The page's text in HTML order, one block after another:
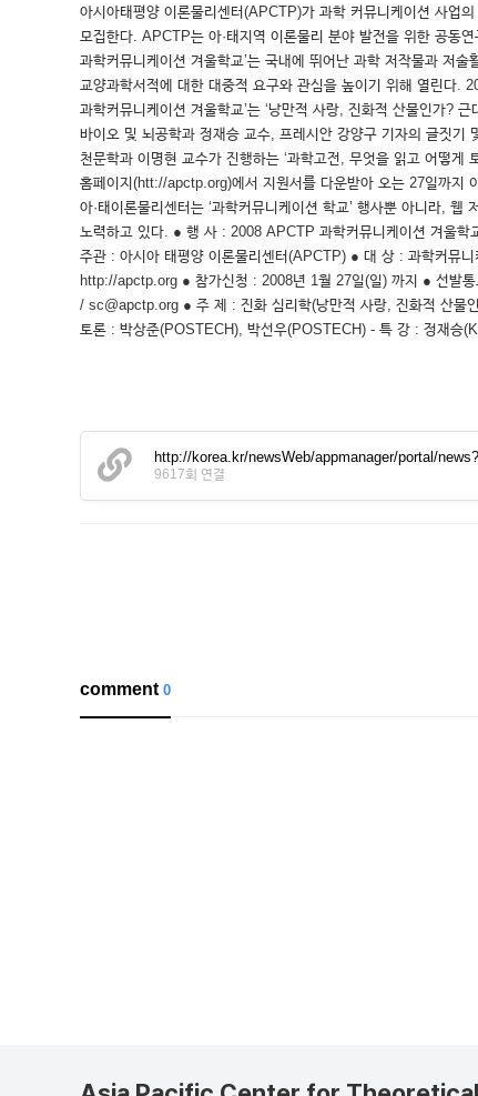
아시아태평양 이론물리센터(APCTP)가 과학 커뮤니케이션 사업
모집한다. APCTP는 아·태지역 이론물리 분야 발전을 위한 공동
과학커뮤니케이션 겨울학교’는 국내에 뛰어난 과학 저작물과 저
교양과학서적에 대한 대중적 요구와 관심을 높이기 위해 열린다.
과학커뮤니케이션 겨울학교’는 ‘낭만적 사랑, 진화적 산물인가?
바이오 및 뇌공학과 정재승 교수, 프레시안 강양구 기자의 글짓기
천문학과 이명현 교수가 진행하는 ‘과학고전, 무엇을 읽고 어떻
홈페이지(htt://apctp.org)에서 지원서를 다운받아 오는 27일까지
아·태이론물리센터는 ‘과학커뮤니케이션 학교’ 행사뿐 아니라, 웹
노력하고 있다. ● 행 사 : 2008 APCTP 과학커뮤니케이션 겨울
주관 : 아시아 태평양 이론물리센터(APCTP) ● 대 상 : 과학커뮤
http://apctp.org ● 참가신청 : 2008년 1월 27일(일) 까지 ● 선발
/ sc@apctp.org ● 주 제 : 진화 심리학(낭만적 사랑, 진화적 산물
토론 : 박상준(POSTECH), 박선우(POSTECH) - 특 강 : 정재승
http://korea.kr/newsWeb/appmanager/portal/
9617회 연결
comment0